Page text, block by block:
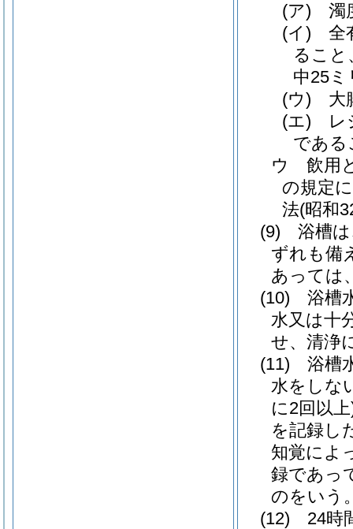
(ア)
濁
(イ)
全
ること
中25
(ウ)
大
(エ)
レ
である
ウ
飲用
の規定
法(昭和
(9)
浴槽
ずれも備
あっては
(10)
浴槽
水又は十
せ、清浄
(11)
浴槽
水をしな
に2回以
を記録し
知覚によ
録であっ
のをいう
(12)
24時